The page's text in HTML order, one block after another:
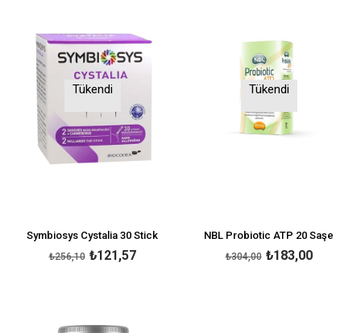
Tükendi
Symbiosys Cystalia 30 Stick
₺121,57
₺256,10
Tükendi
NBL Probiotic ATP 20 Saşe
₺183,00
₺304,00